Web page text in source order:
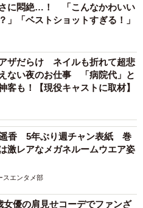
に悶絶…！ 「こんなかわいい
」「ベストショットすぎる！」
ザだらけ ネイルも折れて超悲
ない夜のお仕事 「病院代」と
客も！【現役キャストに取材】
遥香 5年ぶり週チャン表紙 巻
激レアなメガネルームウエア姿
スエンタメ部
優の肩見せコーデでファンざ